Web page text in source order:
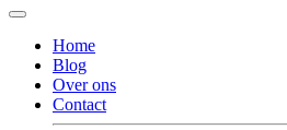
Home
Blog
Over ons
Contact